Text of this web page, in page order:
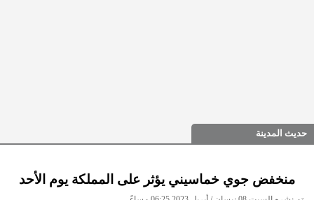
حديث المدينة
منخفض جوي خماسيني يؤثر على المملكة يوم الأحد